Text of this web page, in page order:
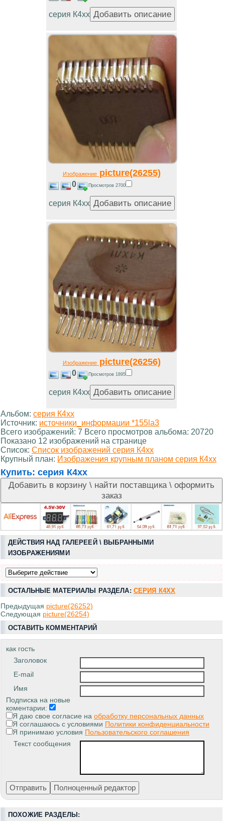
серия К4хх
Изображениеpicture(26255)
0 Просмотров 2700
серия К4хх
Изображениеpicture(26256)
0 Просмотров 1895
серия К4хх
Альбом: серия К4хх
Источник: источники_информации *155la3
Всего изображений: 7 Всего просмотров альбома: 20720
Показано 12 изображений на странице
Список: Список изображений серия К4хх
Крупный план: Изображения крупным планом серия К4хх
Купить: серия К4хх
ДЕЙСТВИЯ НАД ГАЛЕРЕЕЙ \ ВЫБРАННЫМИ
ИЗОБРАЖЕНИЯМИ
ОСТАЛЬНЫЕ МАТЕРИАЛЫ РАЗДЕЛА: СЕРИЯ К4ХХ
Предыдущая picture(26252)
Следующая picture(26254)
ОСТАВИТЬ КОММЕНТАРИЙ
как гость
Заголовок
E-mail
Имя
Подписка на новые
коментарии:
Я даю свое согласие на обработку персональных данных
Я соглашаюсь с условиями Политики конфиденциальности
Я принимаю условия Пользовательского соглашения
Текст сообщения
ПОХОЖИЕ РАЗДЕЛЫ: